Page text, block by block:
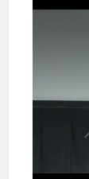
@ilfionda2700
Mi fa